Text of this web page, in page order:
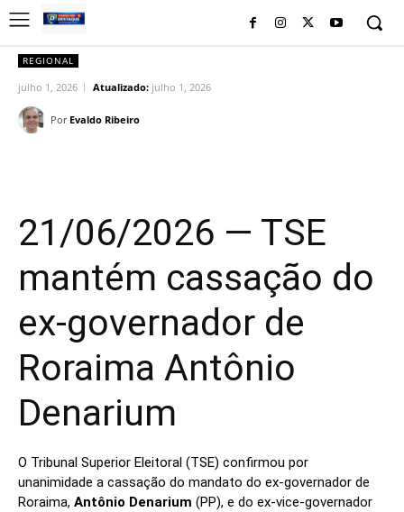
REGIONAL
julho 1, 2026 Atualizado: julho 1, 2026
Por Evaldo Ribeiro
21/06/2026 — TSE
mantém cassação do
ex-governador de
Roraima Antônio
Denarium
O Tribunal Superior Eleitoral (TSE) confirmou por
unanimidade a cassação do mandato do ex-governador de
Roraima, Antônio Denarium (PP), e do ex-vice-governador